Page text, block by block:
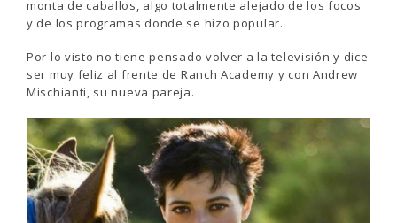
monta de caballos, algo totalmente alejado de los focos
y de los programas donde se hizo popular.
Por lo visto no tiene pensado volver a la televisión y dice
ser muy feliz al frente de Ranch Academy y con Andrew
Mischianti, su nueva pareja.